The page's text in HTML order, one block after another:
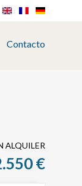
Contacto
ALQUILER
€